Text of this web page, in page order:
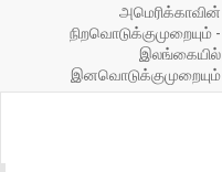
அமெரிக்காவின்
நிறவொடுக்குமுறையும் -
இலங்கையில்
இனவொடுக்குமுறையும்